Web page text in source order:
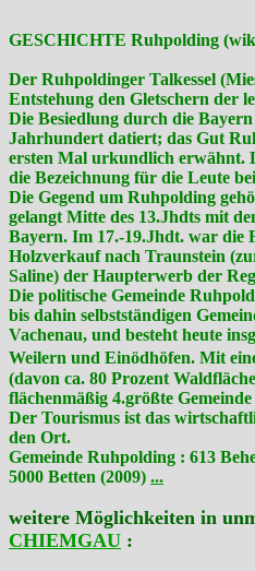
GESCHICHTE Ruhpolding
Der Ruhpoldinger Talkessel
Entstehung den Gletschern der
Die Besiedlung durch die
Jahrhundert datiert; das Gut
ersten Mal urkundlich erwähnt.
die Bezeichnung für die Leute
Die Gegend um Ruhpolding
gelangt Mitte des 13.Jhdts mit
Bayern. Im 17.-19.Jhdt. war die
Holzverkauf nach Traunstein
Saline) der Haupterwerb der
Die politische Gemeinde
bis dahin selbstständigen
Vachenau, und besteht heute
Weilern und Einödhöfen. Mit
(davon ca. 80 Prozent
flächenmäßig 4.größte
Der Tourismus ist das
den Ort.
Gemeinde Ruhpolding : 613
5000 Betten (2009) ...
weitere Möglichkeiten in
CHIEMGAU :